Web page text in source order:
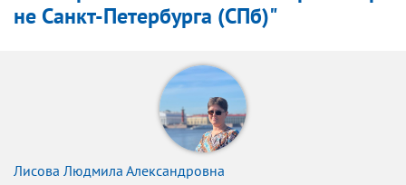
не Санкт-Петербурга (СПб)"
Лисова Людмила Александровна